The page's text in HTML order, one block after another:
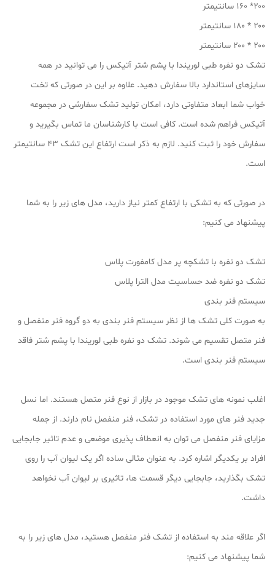
۲۰۰* ۱۶۰ سانتیمتر
۲۰۰ * ۱۸۰ سانتیمتر
۲۰۰ * ۲۰۰ سانتیمتر
تشک دو نفره طبی لوریندا با پشم شتر آتیکس را می توانید در همه
سایزهای استاندارد بالا سفارش دهید. علاوه بر این در صورتی که تخت
خواب شما ابعاد متفاوتی دارد، امکان تولید تشک سفارشی در مجموعه
آتیکس فراهم شده است. کافی است با کارشناسان ما تماس بگیرید و
سفارش خود را ثبت کنید. لازم به ذکر است ارتفاع این تشک ۴۳ سانتیمتر
است.
در صورتی که به تشکی با ارتفاع کمتر نیاز دارید، مدل های زیر را به شما
پیشنهاد می کنیم:
تشک دو نفره با تشکچه پر مدل کامفورت پلاس
تشک دو نفره ضد حساسیت مدل الترا پلاس
سیستم فنر بندی
به صورت کلی تشک ها از نظر سیستم فنر بندی به دو گروه فنر منفصل و
فنر متصل تقسیم می شوند. تشک دو نفره طبی لوریندا با پشم شتر فاقد
سیستم فنر بندی است.
اغلب نمونه های تشک موجود در بازار از نوع فنر متصل هستند. اما نسل
جدید فنر های مورد استفاده در تشک، فنر منفصل نام دارند. از جمله
مزایای فنر منفصل می توان به انعطاف پذیری موضعی و عدم تاثیر جابجایی
افراد بر یکدیگر اشاره کرد. به عنوان مثالی ساده اگر یک لیوان آب را روی
تشک بگذارید، جابجایی دیگر قسمت ها، تاثیری بر لیوان آب نخواهد
داشت.
اگر علاقه مند به استفاده از تشک فنر منفصل هستید، مدل های زیر را به
شما پیشنهاد می کنیم: